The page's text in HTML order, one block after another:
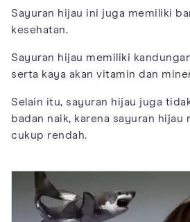
Sayuran hijau ini juga memiliki
kesehatan.
Sayuran hijau memiliki
serta kaya akan vitamin dan
Selain itu, sayuran hijau juga
badan naik, karena sayuran hijau
cukup rendah.